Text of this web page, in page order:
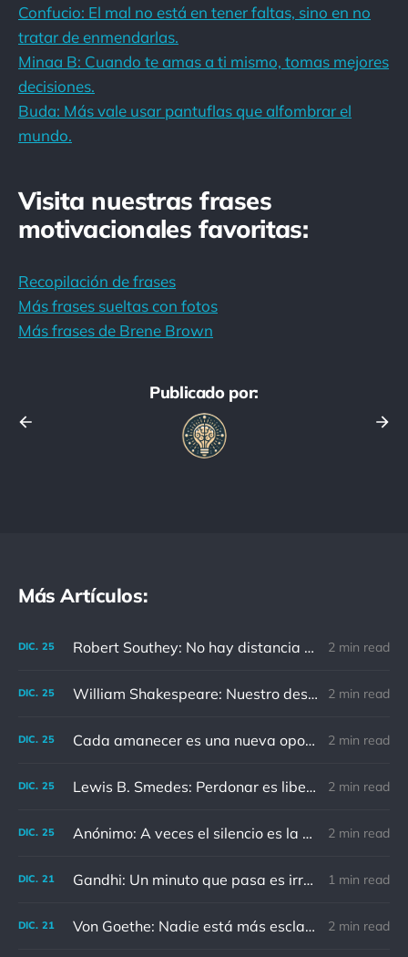
Confucio: El mal no está en tener faltas, sino en no
tratar de enmendarlas.
Minaa B: Cuando te amas a ti mismo, tomas mejores
decisiones.
Buda: Más vale usar pantuflas que alfombrar el
mundo.
Visita nuestras frases
motivacionales favoritas:
Recopilación de frases
Más frases sueltas con fotos
Más frases de Brene Brown
Publicado por:
Más Artículos:
DIC. 25 Robert Southey: No hay distancia o tiempo que pueda disminuir la amistad de aquellos que están completamente convencidos del valor del otro 2 min read
DIC. 25 William Shakespeare: Nuestro destino está en las estrellas, así que levantemos nuestros ojos al cielo 2 min read
DIC. 25 Cada amanecer es una nueva oportunidad 2 min read
DIC. 25 Lewis B. Smedes: Perdonar es liberar a un prisionero y descubrir que el prisionero eras tú 2 min read
DIC. 25 Anónimo: A veces el silencio es la mejor respuesta 2 min read
DIC. 21 Gandhi: Un minuto que pasa es irrecuperable. Conociendo esto, ¿cómo podemos malgastar tantas horas? 1 min read
DIC. 21 Von Goethe: Nadie está más esclavizado que aquellos que falsamente creen que son libres. 2 min read